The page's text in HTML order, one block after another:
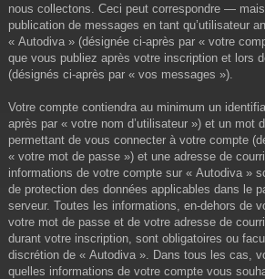
nous collectons. Ceci peut correspondre —
publication de messages en tant qu’utilisateur
« Autodiva » (désignée ci-après par « votre
que vous publiez après votre inscription et lors
(désignés ci-après par « vos messages »).
Votre compte contiendra au minimum un
après par « votre nom d’utilisateur ») et un mot
permettant de vous connecter à votre compte
« votre mot de passe ») et une adresse de
informations de votre compte sur « Autodiva »
de protection des données applicables dans le
serveur. Toutes les informations, en-dehors de
votre mot de passe et de votre adresse de
durant votre inscription, sont obligatoires ou
discrétion de « Autodiva ». Dans tous les cas,
quelles informations de votre compte vous